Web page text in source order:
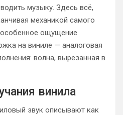
музыку. Здесь всё,
механикой самого
особенное ощущение
на виниле — аналоговая
волна, вырезанная в
винила
звук описывают как